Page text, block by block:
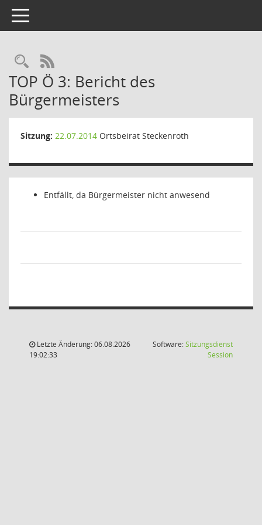
Toggle navigation
Rechercheauswahl
RSS-Feed
TOP Ö 3: Bericht des
Bürgermeisters
Sitzung: 22.07.2014 Ortsbeirat Steckenroth
Entfällt, da Bürgermeister nicht anwesend
Letzte Änderung: 06.08.2026
19:02:33
Software:Sitzungsdienst
Session(Wird in